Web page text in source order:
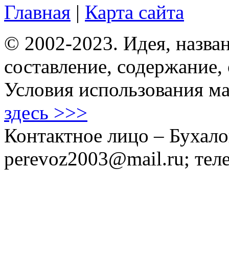
Главная | Карта сайта
© 2002-2023. Идея,
составление,
Условия использования
здесь >>>
Контактное лицо –
perevoz2003@mail.ru;